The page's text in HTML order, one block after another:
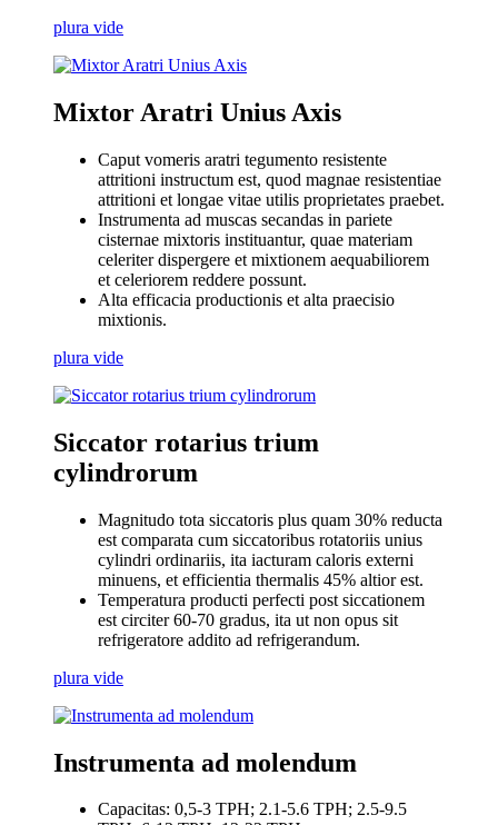
plura vide
Mixtor Aratri Unius Axis
Caput vomeris aratri tegumento resistente
attritioni instructum est, quod magnae resistentiae
attritioni et longae vitae utilis proprietates praebet.
Instrumenta ad muscas secandas in pariete
cisternae mixtoris instituantur, quae materiam
celeriter dispergere et mixtionem aequabiliorem
et celeriorem reddere possunt.
Alta efficacia productionis et alta praecisio
mixtionis.
plura vide
Siccator rotarius trium
cylindrorum
Magnitudo tota siccatoris plus quam 30% reducta
est comparata cum siccatoribus rotatoriis unius
cylindri ordinariis, ita iacturam caloris externi
minuens, et efficientia thermalis 45% altior est.
Temperatura producti perfecti post siccationem
est circiter 60-70 gradus, ita ut non opus sit
refrigeratore addito ad refrigerandum.
plura vide
Instrumenta ad molendum
Capacitas: 0,5-3 TPH; 2.1-5.6 TPH; 2.5-9.5